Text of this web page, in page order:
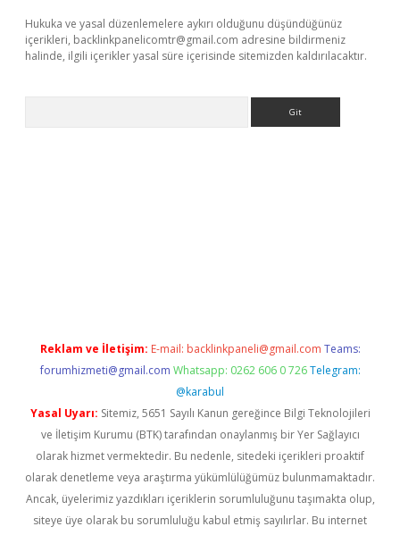
Hukuka ve yasal düzenlemelere aykırı olduğunu düşündüğünüz
içerikleri, backlinkpanelicomtr@gmail.com adresine bildirmeniz
halinde, ilgili içerikler yasal süre içerisinde sitemizden kaldırılacaktır.
Reklam ve İletişim: E-mail: backlinkpaneli@gmail.com Teams:
forumhizmeti@gmail.com Whatsapp: 0262 606 0 726 Telegram:
@karabul
Yasal Uyarı: Sitemiz, 5651 Sayılı Kanun gereğince Bilgi Teknolojileri
ve İletişim Kurumu (BTK) tarafından onaylanmış bir Yer Sağlayıcı
olarak hizmet vermektedir. Bu nedenle, sitedeki içerikleri proaktif
olarak denetleme veya araştırma yükümlülüğümüz bulunmamaktadır.
Ancak, üyelerimiz yazdıkları içeriklerin sorumluluğunu taşımakta olup,
siteye üye olarak bu sorumluluğu kabul etmiş sayılırlar. Bu internet